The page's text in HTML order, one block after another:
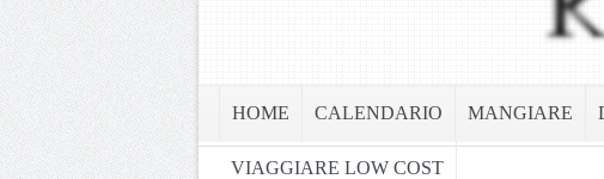
HOME CALENDARIO MANGIARE
VIAGGIARE LOW COST